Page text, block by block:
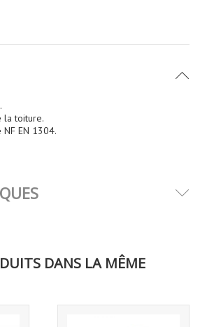
la toiture.
EN 1304.
DANS LA MÊME